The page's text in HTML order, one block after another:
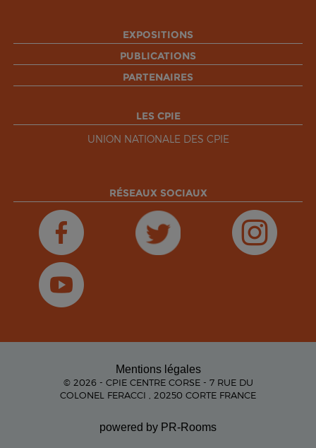
EXPOSITIONS
PUBLICATIONS
PARTENAIRES
LES CPIE
UNION NATIONALE DES CPIE
RÉSEAUX SOCIAUX
Mentions légales
© 2026 - CPIE CENTRE CORSE - 7 RUE DU
COLONEL FERACCI , 20250 CORTE FRANCE
powered by PR-Rooms